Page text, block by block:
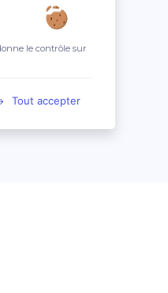
le contrôle sur
Tout accepter